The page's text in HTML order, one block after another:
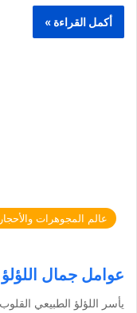
أكمل القراءة »
عالم المجوهرات
عوامل جمال اللؤلؤ
يأسر اللؤلؤ الطبيعي